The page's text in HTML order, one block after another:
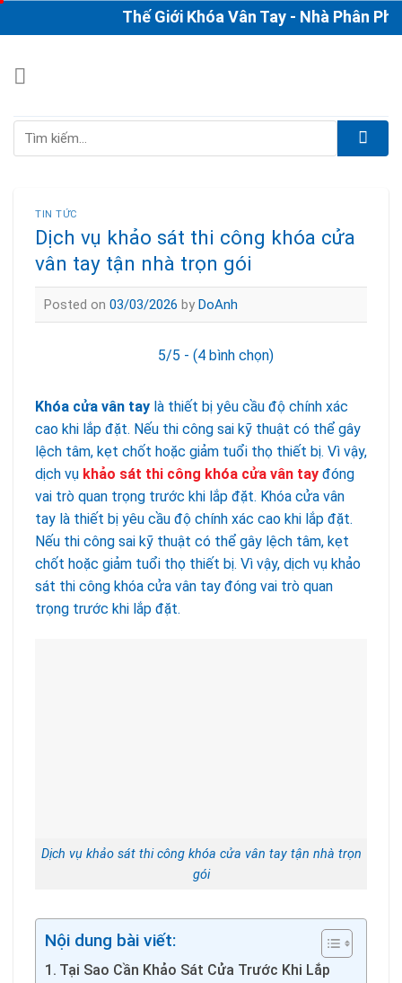
to
Thế Giới Khóa Vân Tay - Nhà Phân Phối
Tìm
TIN TỨC
Dịch vụ khảo sát thi công khóa cửa
vân tay tận nhà trọn gói
Posted on 03/03/2026 by DoAnh
5/5 - (4 bình chọn)
Khóa cửa vân tay là thiết bị yêu cầu độ chính xác
cao khi lắp đặt. Nếu thi công sai kỹ thuật có thể gây
lệch tâm, kẹt chốt hoặc giảm tuổi thọ thiết bị. Vì vậy,
dịch vụ khảo sát thi công khóa cửa vân tay đóng
vai trò quan trọng trước khi lắp đặt. Khóa cửa vân
tay là thiết bị yêu cầu độ chính xác cao khi lắp đặt.
Nếu thi công sai kỹ thuật có thể gây lệch tâm, kẹt
chốt hoặc giảm tuổi thọ thiết bị. Vì vậy, dịch vụ khảo
sát thi công khóa cửa vân tay đóng vai trò quan
trọng trước khi lắp đặt.
Dịch vụ khảo sát thi công khóa cửa vân tay tận nhà trọn
gói
Nội dung bài viết:
Tại Sao Cần Khảo Sát Cửa Trước Khi Lắp